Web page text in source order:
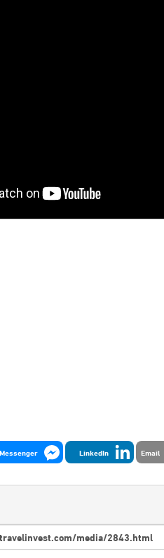
Email
LinkedIn
Messenger